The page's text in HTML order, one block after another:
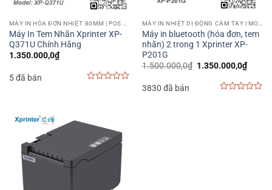
Máy In Tem Nhãn Xprinter XP-
Q371U Chính Hãng
1.350.000,0₫
5 đã bán
Máy in bluetooth (hóa đơn, tem
nhãn) 2 trong 1 Xprinter XP-
P201G
1.500.000,0₫ Giá
1.500.000,0₫.
1.350.000,0₫Giá
hiện
tại
là:
3830 đã bán